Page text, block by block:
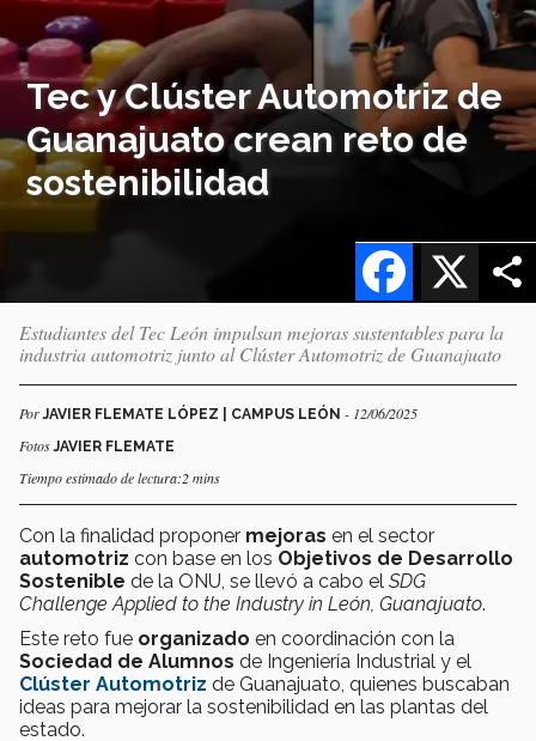
Tec y Clúster Automotriz de
Guanajuato crean reto de
sostenibilidad
X
Facebook
Estudiantes del Tec León impulsan mejoras sustentables para la
industria automotriz junto al Clúster Automotriz de Guanajuato
PorJAVIER FLEMATE LÓPEZ | CAMPUS LEÓN - 12/06/2025
FotosJAVIER FLEMATE
Tiempo estimado de lectura:2 mins
Con la finalidad proponer mejoras en el sector
automotriz con base en los Objetivos de Desarrollo
Sostenible de la ONU, se llevó a cabo el SDG
Challenge Applied to the Industry in León, Guanajuato.
Este reto fue organizado en coordinación con la
Sociedad de Alumnos de Ingeniería Industrial y el
Clúster Automotriz de Guanajuato, quienes buscaban
ideas para mejorar la sostenibilidad en las plantas del
estado.